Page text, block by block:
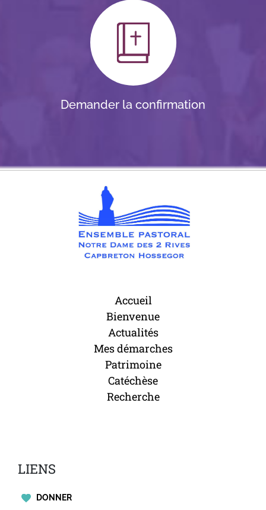
Demander la confirmation
Accueil
Bienvenue
Actualités
Mes démarches
Patrimoine
Catéchèse
Recherche
LIENS
DONNER